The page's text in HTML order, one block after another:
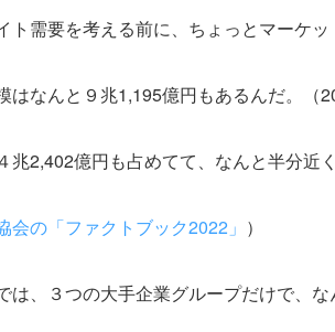
ト需要を考える前に、ちょっとマーケッ
はなんと９兆1,195億円もあるんだ。（
兆2,402億円も占めてて、なんと半分近
会の「ファクトブック2022」 ）
は、３つの大手企業グループだけで、